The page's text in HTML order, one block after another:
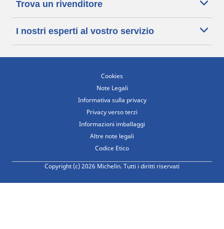
Trova un rivenditore
I nostri esperti al vostro servizio
Cookies
Note Legali
Informativa sulla privacy
Privacy verso terzi
Informazioni imballaggi
Altre note legali
Codice Etico
Copyright (c) 2026 Michelin. Tutti i diritti riservati